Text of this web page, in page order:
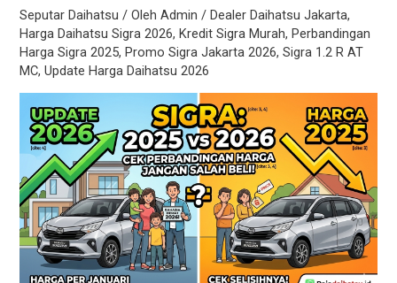
Seputar Daihatsu / OlehAdmin /Dealer Daihatsu Jakarta,
Harga Daihatsu Sigra 2026,Kredit Sigra Murah,Perbandingan
Harga Sigra 2025,Promo Sigra Jakarta 2026,Sigra 1.2 R AT
MC,Update Harga Daihatsu 2026